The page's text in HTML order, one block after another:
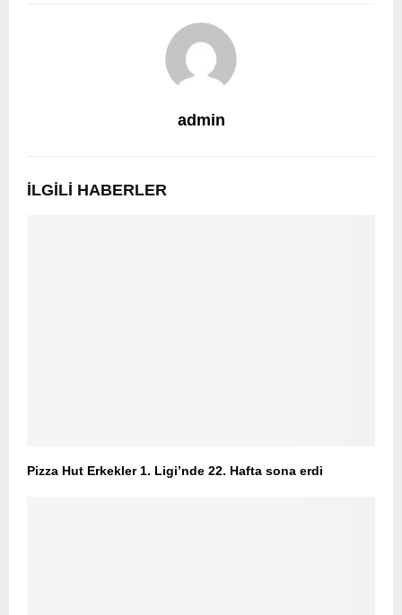
admin
İLGILI HABERLER
Pizza Hut Erkekler 1. Ligi’nde 22. Hafta sona erdi